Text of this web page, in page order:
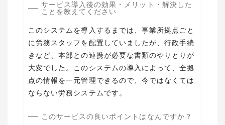
サービス導入後の効果・メリット・解決した
ことを教えてください
このシステムを導入するまでは、事業所拠点ごと
に労務スタッフを配置していましたが、行政手続
きなど、本部との連携が必要な書類のやりとりが
大変でした。このシステムの導入によって、全拠
点の情報を一元管理できるので、今ではなくては
ならない労務システムです。
このサービスの良いポイントはなんですか？